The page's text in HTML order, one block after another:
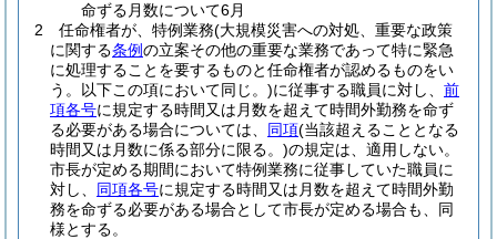
命ずる月数について6月
2
任命権者が、特例業務(大規模災害への対処、重要な政策
に関する条例の立案その他の重要な業務であって特に緊急
に処理することを要するものと任命権者が認めるものをい
う。以下この項において同じ。)に従事する職員に対し、 前
項各号に規定する時間又は月数を超えて時間外勤務を命ず
る必要がある場合については、 同項(当該超えることとなる
時間又は月数に係る部分に限る。)の規定は、適用しない。
市長が定める期間において特例業務に従事していた職員に
対し、 同項各号に規定する時間又は月数を超えて時間外勤
務を命ずる必要がある場合として市長が定める場合も、同
様とする。